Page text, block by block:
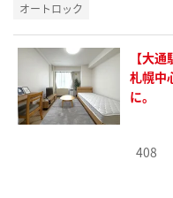
オートロック
【大
札幌中
に。
408